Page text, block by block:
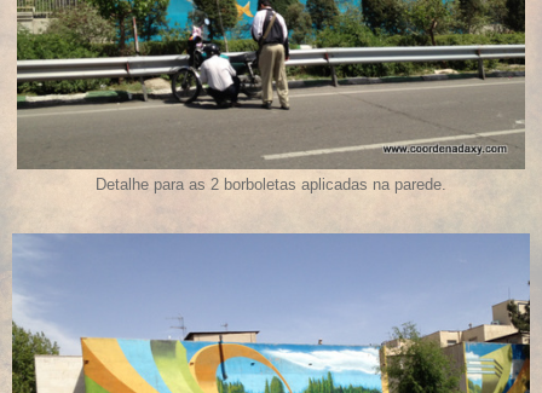
Detalhe para as 2 borboletas aplicadas na parede.